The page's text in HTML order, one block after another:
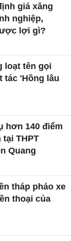
giá xăng
nghiệp,
lợi gì?
loạt tên gọi
tác 'Hồng lâu
hơn 140 điểm
tại THPT
Quang
tháp pháo xe
thoại của